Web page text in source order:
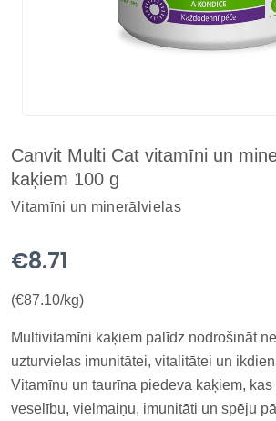
Canvit Multi Cat vitamīni un
kaķiem 100 g
Vitamīni un minerālvielas
€8.71
(€87.10/kg)
Multivitamīni kaķiem palīdz nodrošināt
uzturvielas imunitātei, vitalitātei un
Vitamīnu un taurīna piedeva kaķiem,
veselību, vielmaiņu, imunitāti un spēju